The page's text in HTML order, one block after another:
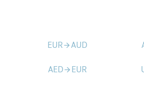
EURarrow_forwardAUD
AEDarrow_forward EUR